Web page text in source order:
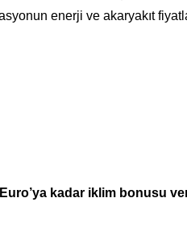
enerji ve akaryakıt
Euro’ya kadar iklim bonusu